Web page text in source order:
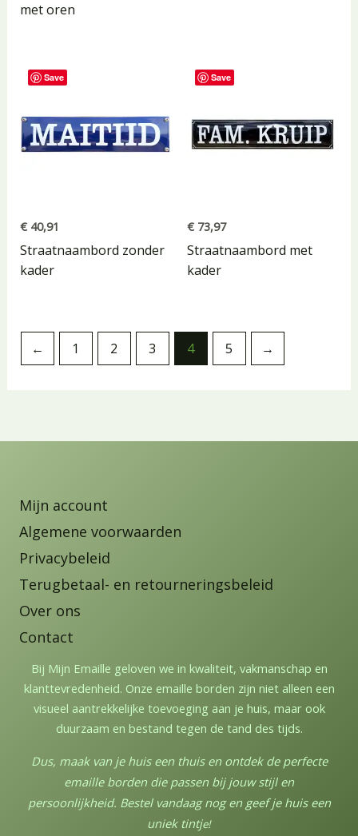
met oren
Save
€40,91
Straatnaambord zonder
kader
Save
€ 73,97
Straatnaambord met
kader
← 1 2 3 4 5 →
Mijn account
Algemene voorwaarden
Privacybeleid
Terugbetaal- en retourneringsbeleid
Over ons
Contact
Bij Mijn Emaille geloven we in kwaliteit, vakmanschap en
klanttevredenheid. Onze emaille borden zijn niet alleen een
visueel aantrekkelijke toevoeging aan je huis, maar ook
duurzaam en bestand tegen de tand des tijds.
Dus, maak van je huis een thuis en ontdek de perfecte
emaille borden die passen bij jouw stijl en
persoonlijkheid. Bestel vandaag nog en geef je huis een
uniek tintje!